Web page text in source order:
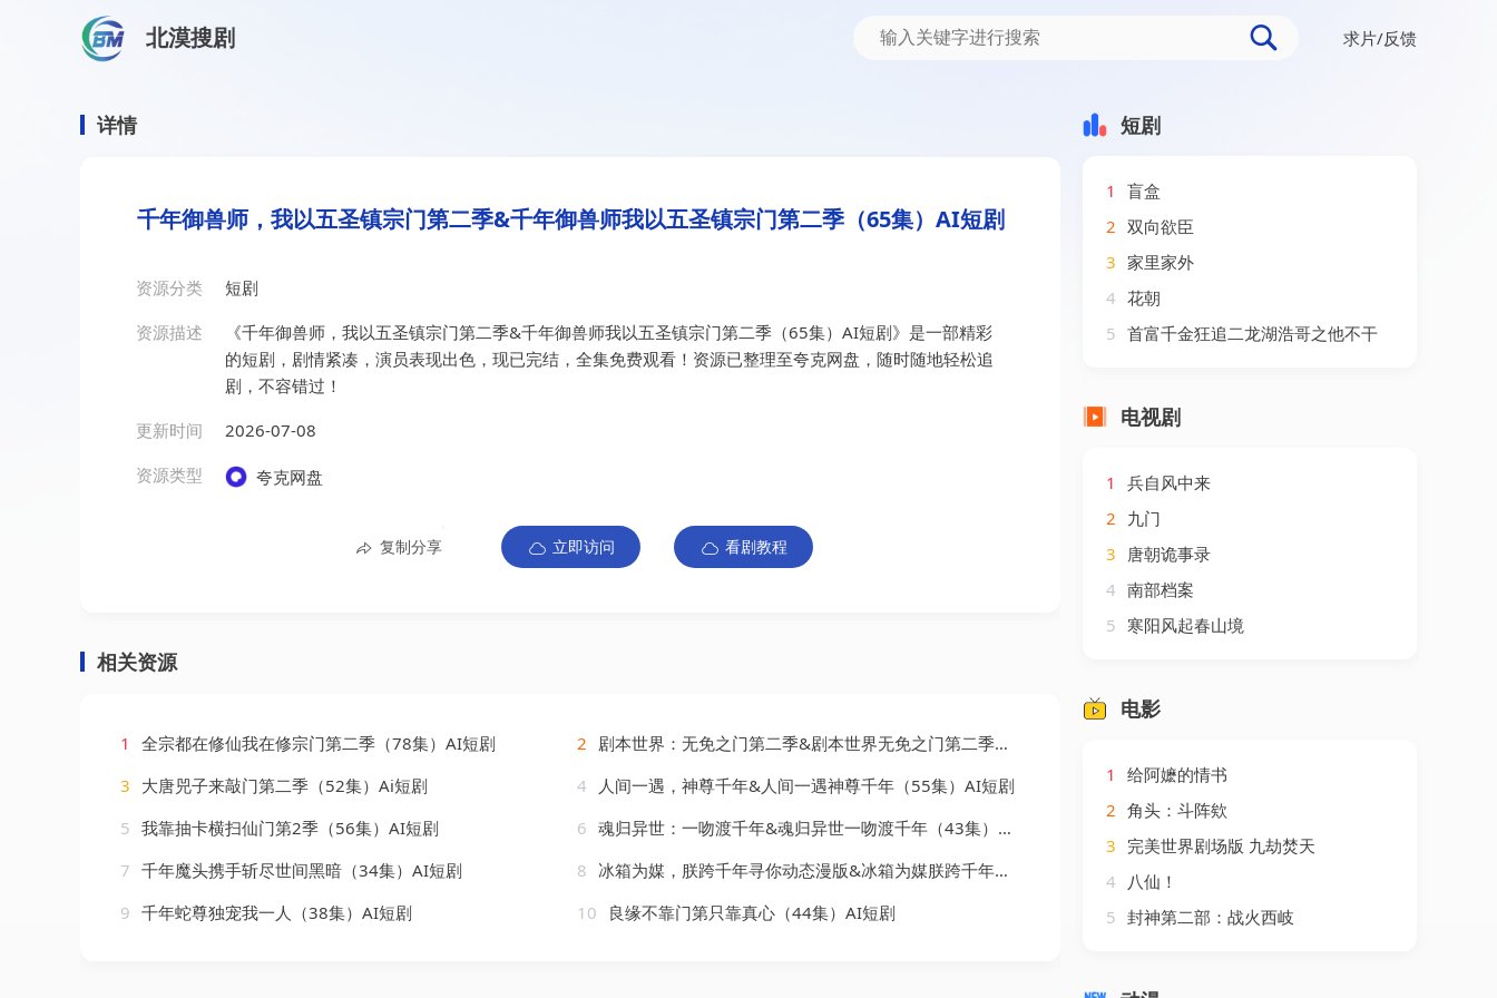
北漠搜剧 求片/反馈
千年御兽师，我以五圣镇宗门第二季&千年御兽师我以五圣镇宗门第二季（65集）AI短剧
详情
千年御兽师，我以五圣镇宗门第二季&千年御兽师我以五圣镇宗门第二季（65集）AI短剧
资源分类
短剧
资源描述
《千年御兽师，我以五圣镇宗门第二季&千年御兽师我以五圣镇宗门第二季（65集）AI短剧》是一部精彩
的短剧，剧情紧凑，演员表现出色，现已完结，全集免费观看！资源已整理至夸克网盘，随时随地轻松追
剧，不容错过！
更新时间
2026-07-08
资源类型
夸克网盘
复制分享 立即访问 看剧教程
相关资源
1 全宗都在修仙我在修宗门第二季（78集）AI短剧 2 剧本世界：无免之门第二季&剧本世界无免之门第二季（84集）AI短剧
3 大唐兕子来敲门第二季（52集）Ai短剧 4
人间一遇，神尊千年&人间一遇神尊千年（55集）AI短剧
5 我靠抽卡横扫仙门第2季（56集）AI短剧 6 魂归异世：一吻渡千年&魂归异世一吻渡千年（43集）AI短剧
7 千年魔头携手斩尽世间黑暗（34集）AI短剧 8 冰箱为媒，朕跨千年寻你动态漫版&冰箱为媒朕跨千年寻你动态漫版（62集）AI短剧
9 千年蛇尊独宠我一人（38集）AI短剧 10 良缘不靠门第只靠真心（44集）AI短剧
短剧
1
盲盒
2 双向欲臣
3 家里家外
4 花朝
5 首富千金狂追二龙湖浩哥之他不干
电视剧
1
兵自风中来
2 九门
3 唐朝诡事录
4 南部档案
5 寒阳风起春山境
电影
1
给阿嬷的情书
2 角头：斗阵欸
3 完美世界剧场版 九劫焚天
4
八仙！
5 封神第二部：战火西岐